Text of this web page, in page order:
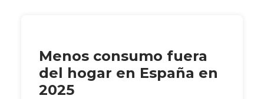
Menos consumo fuera
del hogar en España en
2025